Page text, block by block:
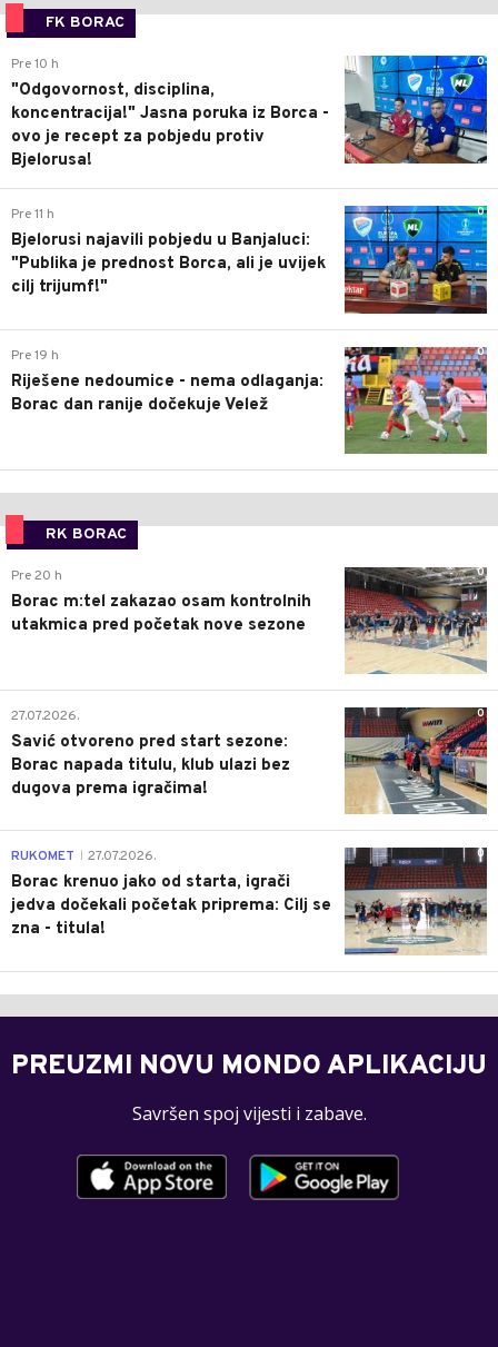
FK BORAC
0
Pre 10 h
"Odgovornost, disciplina,
koncentracija!" Jasna poruka iz Borca -
ovo je recept za pobjedu protiv
Bjelorusa!
0
Pre 11 h
Bjelorusi najavili pobjedu u Banjaluci:
"Publika je prednost Borca, ali je uvijek
cilj trijumf!"
0
Pre 19 h
Riješene nedoumice - nema odlaganja:
Borac dan ranije dočekuje Velež
RK BORAC
0
Pre 20 h
Borac m:tel zakazao osam kontrolnih
utakmica pred početak nove sezone
0
27.07.2026.
Savić otvoreno pred start sezone:
Borac napada titulu, klub ulazi bez
dugova prema igračima!
0
RUKOMET 27.07.2026.
Borac krenuo jako od starta, igrači
jedva dočekali početak priprema: Cilj se
zna - titula!
PREUZMI NOVU MONDO APLIKACIJU
Savršen spoj vijesti i zabave.